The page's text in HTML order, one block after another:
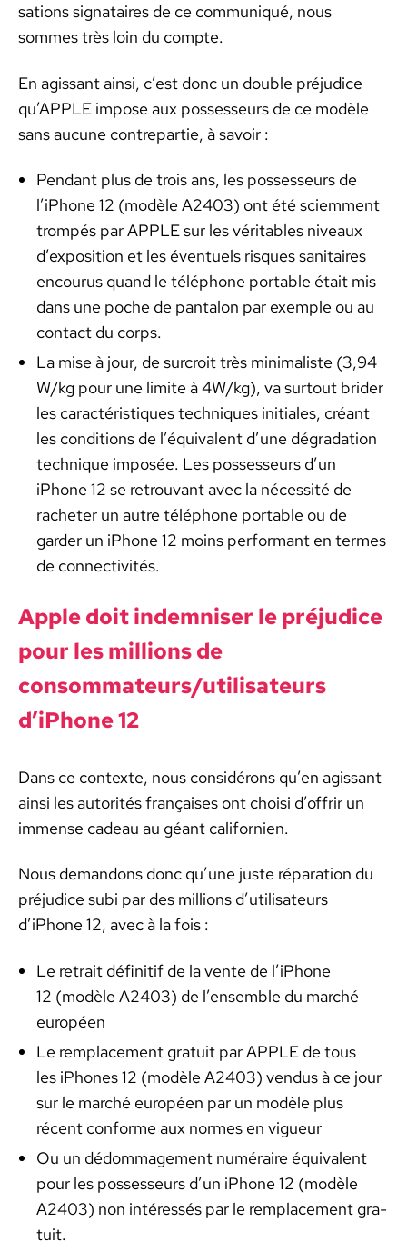
sa­tions sig­nataires de ce com­mu­niqué, nous
sommes très loin du compte.
En agis­sant ain­si, c’est donc un dou­ble préju­dice
qu’APPLE impose aux pos­sesseurs de ce mod­èle
sans aucune con­trepar­tie, à savoir :
Pen­dant plus de trois ans, les pos­sesseurs de
l’iPhone 12 (mod­èle A2403) ont été sci­em­ment
trompés par APPLE sur les véri­ta­bles niveaux
d’exposition et les éventuels risques san­i­taires
encou­rus quand le télé­phone portable était mis
dans une poche de pan­talon par exem­ple ou au
con­tact du corps.
La mise à jour, de sur­croit très min­i­mal­iste (3,94
W/kg pour une lim­ite à 4W/kg), va surtout brid­er
les car­ac­téris­tiques tech­niques ini­tiales, créant
les con­di­tions de l’équivalent d’une dégra­da­tion
tech­nique imposée. Les pos­sesseurs d’un
iPhone 12 se retrou­vant avec la néces­sité de
racheter un autre télé­phone portable ou de
garder un iPhone 12 moins per­for­mant en ter­mes
de con­nec­tiv­ités.
Apple doit indem­nis­er le préju­dice
pour les mil­lions de
consommateurs/utilisateurs
d’iPhone 12
Dans ce con­texte, nous con­sid­érons qu’en agis­sant
ain­si les autorités français­es ont choisi d’offrir un
immense cadeau au géant cal­i­fornien.
Nous deman­dons donc qu’une juste répa­ra­tion du
préju­dice subi par des mil­lions d’utilisateurs
d’iPhone 12, avec à la fois :
Le retrait défini­tif de la vente de l’iPhone
12 (mod­èle A2403) de l’ensemble du marché
européen
Le rem­place­ment gra­tu­it par APPLE de tous
les iPhones 12 (mod­èle A2403) ven­dus à ce jour
sur le marché européen par un mod­èle plus
récent con­forme aux normes en vigueur
Ou un dédom­mage­ment numéraire équiv­a­lent
pour les pos­sesseurs d’un iPhone 12 (mod­èle
A2403) non intéressés par le rem­place­ment gra­
tu­it.